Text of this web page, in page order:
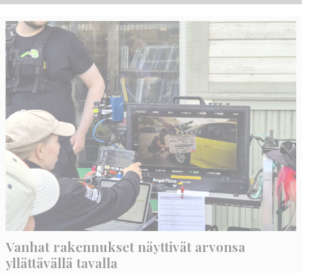
Vanhat rakennukset näyttivät arvonsa
yllättävällä tavalla